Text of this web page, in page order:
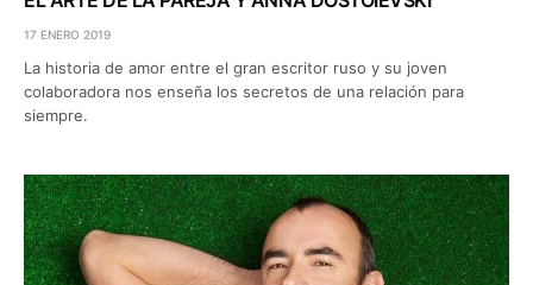
17 ENERO 2019
La historia de amor entre el gran escritor ruso y su joven
colaboradora nos enseña los secretos de una relación para
siempre.